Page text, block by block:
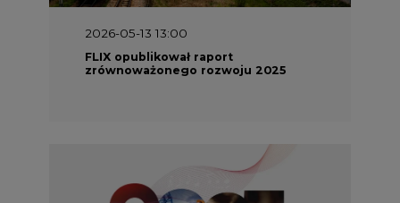
2026-05-13 13:00
FLIX opublikował raport
zrównoważonego rozwoju 2025